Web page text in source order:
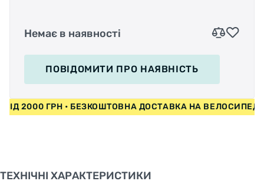
Немає в наявності
ПОВІДОМИТИ ПРО НАЯВНІСТЬ
ВІД 2000 ГРН • БЕЗКОШТОВНА ДОСТАВКА НА
ТЕХНІЧНІ ХАРАКТЕРИСТИКИ